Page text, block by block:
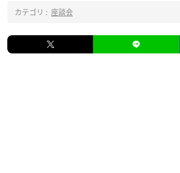
カテゴリ : 座談会